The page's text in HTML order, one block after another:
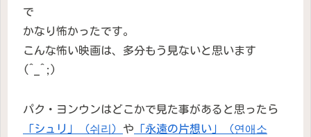
で
かなり怖かったです。
こんな怖い映画は、多分もう見ないと思います
(^_^;)
パク・ヨンウンはどこかで見た事があると思ったら
「シュリ」（쉬리） や 「永遠の片想い」（연애소